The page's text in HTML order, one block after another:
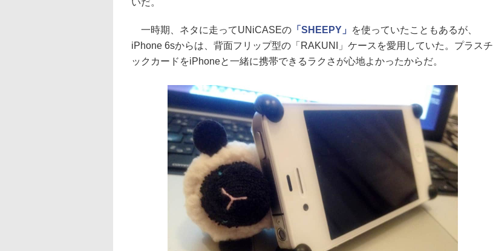
いだ。
一時期、ネタに走ってUNiCASEの 「SHEEPY」
を使っていたこともあるが、
iPhone 6sからは、背面フリップ型の「RAKUNI」ケースを愛用していた。プラスチ
ックカードをiPhoneと一緒に携帯できるラクさが心地よかったからだ。